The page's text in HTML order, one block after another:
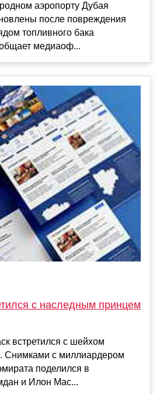
аэропорту Дубая
после повреждения
топливного бака
медиаоф...
с наследным принцем
встретился с шейхом
Снимками с миллиардером
поделился в
и Илон Мас...